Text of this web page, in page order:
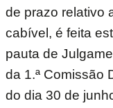
de prazo relativo
cabível, é feita
pauta de
da 1.ª Comissão
do dia 30 de